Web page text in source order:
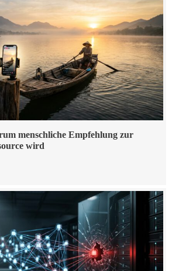
menschliche Empfehlung zur
wird